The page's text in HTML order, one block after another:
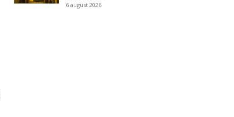
6 august 2026